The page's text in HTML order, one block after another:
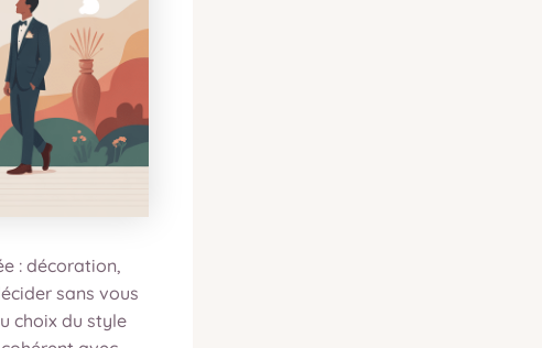
: décoration,
sans vous
choix du style